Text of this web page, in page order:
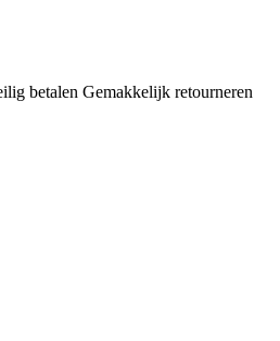
betalen Gemakkelijk retourneren